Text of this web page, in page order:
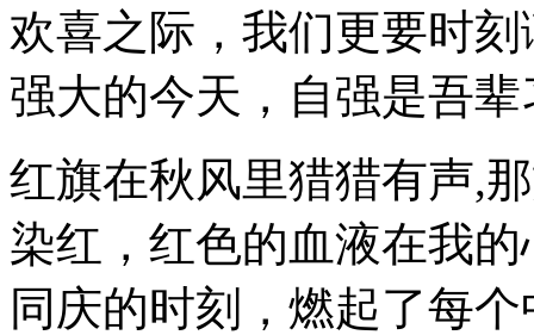
欢喜之际，我们更要时
强大的今天，自强是吾
红旗在秋风里猎猎有声,
染红，红色的血液在我
同庆的时刻，燃起了每